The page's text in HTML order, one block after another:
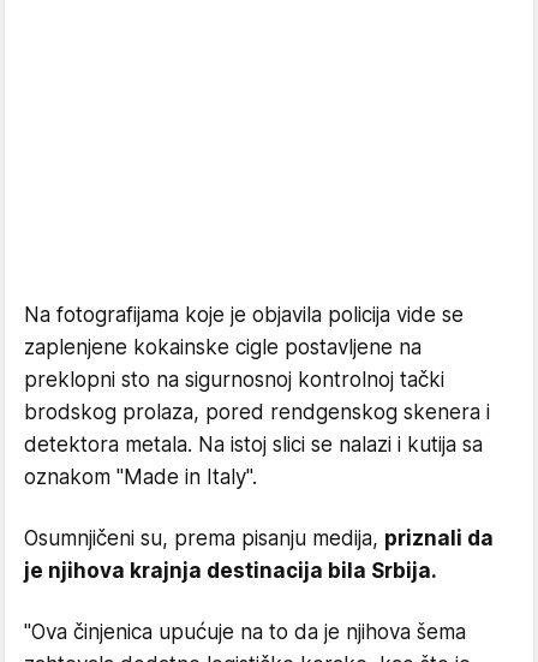
Na fotografijama koje je objavila policija vide se
zaplenjene kokainske cigle postavljene na
preklopni sto na sigurnosnoj kontrolnoj tački
brodskog prolaza, pored rendgenskog skenera i
detektora metala. Na istoj slici se nalazi i kutija sa
oznakom "Made in Italy".
Osumnjičeni su, prema pisanju medija, priznali da
je njihova krajnja destinacija bila Srbija.
"Ova činjenica upućuje na to da je njihova šema